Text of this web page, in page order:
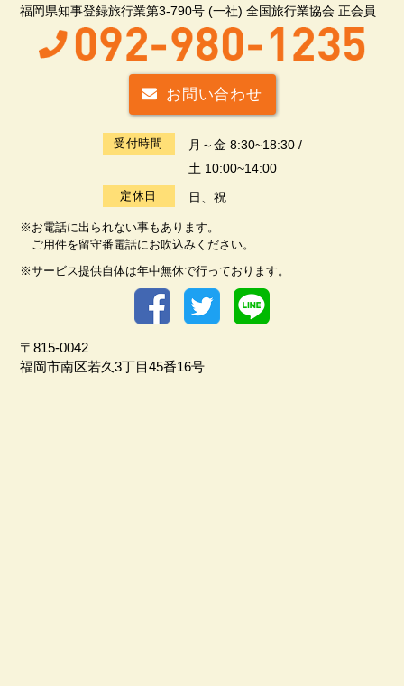
福岡県知事登録旅行業第3-790号 (一社) 全国旅行業協会 正会員
お問い合わせ
受付時間
月～金 8:30~18:30 /
土 10:00~14:00
定休日 日、祝
※お電話に出られない事もあります。
ご用件を留守番電話にお吹込みください。
※サービス提供自体は年中無休で行っております。
〒815-0042
福岡市南区若久3丁目45番16号